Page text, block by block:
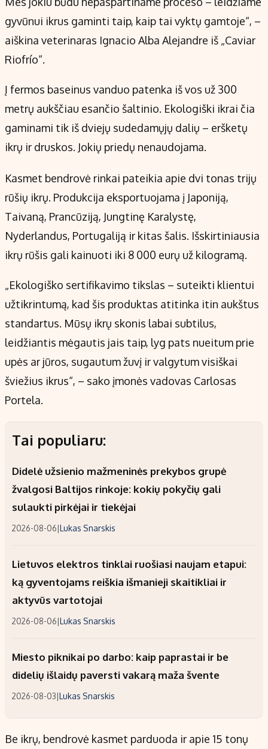
gyvūnui ikrus gaminti taip, kaip tai vyktų gamtoje“, –
aiškina veterinaras Ignacio Alba Alejandre iš „Caviar
Riofrío“.
Į fermos baseinus vanduo patenka iš vos už 300
metrų aukščiau esančio šaltinio. Ekologiški ikrai čia
gaminami tik iš dviejų sudedamųjų dalių – eršketų
ikrų ir druskos. Jokių priedų nenaudojama.
Kasmet bendrovė rinkai pateikia apie dvi tonas trijų
rūšių ikrų. Produkcija eksportuojama į Japoniją,
Taivaną, Prancūziją, Jungtinę Karalystę,
Nyderlandus, Portugaliją ir kitas šalis. Išskirtiniausia
ikrų rūšis gali kainuoti iki 8 000 eurų už kilogramą.
„Ekologiško sertifikavimo tikslas – suteikti klientui
užtikrintumą, kad šis produktas atitinka itin aukštus
standartus. Mūsų ikrų skonis labai subtilus,
leidžiantis mėgautis jais taip, lyg pats nueitum prie
upės ar jūros, sugautum žuvį ir valgytum visiškai
šviežius ikrus“, – sako įmonės vadovas Carlosas
Portela.
Tai populiaru:
Didelė užsienio mažmeninės prekybos grupė
žvalgosi Baltijos rinkoje: kokių pokyčių gali
sulaukti pirkėjai ir tiekėjai
2026-08-06|Lukas Snarskis
Lietuvos elektros tinklai ruošiasi naujam etapui:
ką gyventojams reiškia išmanieji skaitikliai ir
aktyvūs vartotojai
2026-08-06|Lukas Snarskis
Miesto piknikai po darbo: kaip paprastai ir be
didelių išlaidų paversti vakarą maža švente
2026-08-03|Lukas Snarskis
Be ikrų, bendrovė kasmet parduoda ir apie 15 tonų